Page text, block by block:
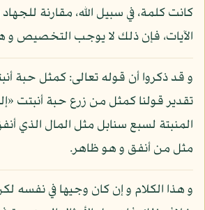
كانت كلمة، في سبيل الله، مقارنة
الآيات، فإن ذلك لا يوجب التخصيص و
و قد ذكروا أن قوله تعالى: كمثل حبة
تقدير قولنا كمثل من زرع حبة أنبتت
المنبتة لسبع سنابل مثل المال الذي
مثل من أنفق و هو ظاهر.
و هذا الكلام و إن كان وجيها في نفسه